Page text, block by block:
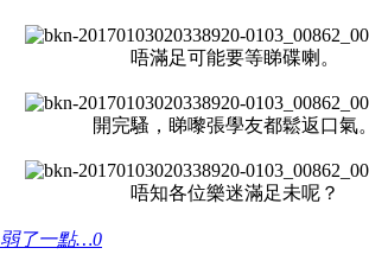
唔滿足可能要等睇碟喇。
開完騷，睇嚟張學友都鬆返口氣。
唔知各位樂迷滿足未呢？
弱了一點…0